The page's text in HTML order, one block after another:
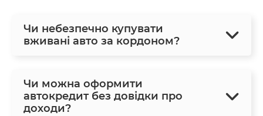
Чи небезпечно купувати
вживані авто за кордоном?
Чи можна оформити
автокредит без довідки про
доходи?